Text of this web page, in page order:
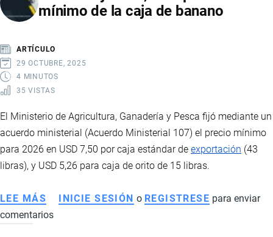
DE
IMPULSARÁ
LA
ECONOMÍA
EMPLEO
ECUADOR
mínimo de la caja de banano
ARTÍCULO
29 OCTUBRE, 2025
4 MINUTOS
35 VISTAS
El Ministerio de Agricultura, Ganadería y Pesca fijó mediante un
acuerdo ministerial (Acuerdo Ministerial 107) el precio mínimo
para 2026 en USD 7,50 por caja estándar de exportación (43
libras), y USD 5,26 para caja de orito de 15 libras.
LEE MÁS SOBRE
MAGAP
INICIE SESIÓN o REGISTRESE para enviar
comentarios